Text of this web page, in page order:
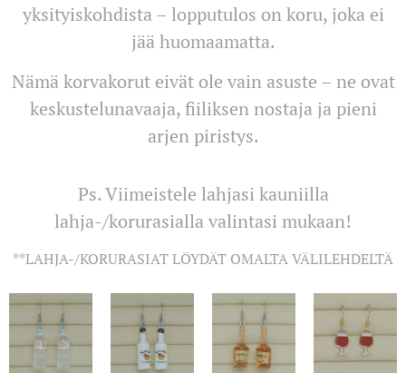
yksityiskohdista – lopputulos on koru, joka ei
jää huomaamatta.
Nämä korvakorut eivät ole vain asuste – ne ovat
keskustelunavaaja, fiiliksen nostaja ja pieni
arjen piristys.
Ps. Viimeistele lahjasi kauniilla
lahja-/korurasialla valintasi mukaan!
**LAHJA-/KORURASIAT LÖYDÄT OMALTA VÄLILEHDELTÄ